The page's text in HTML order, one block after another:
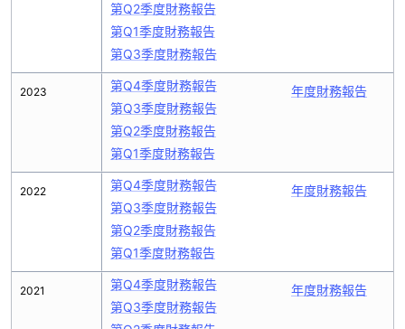
2023
2022
2021
第Q2季度財務報告
第Q1季度財務報告
第Q3季度財務報告
第Q4季度財務報告
第Q3季度財務報告
第Q2季度財務報告
第Q1季度財務報告
年度財務報告
第Q4季度財務報告
第Q3季度財務報告
第Q2季度財務報告
第Q1季度財務報告
年度財務報告
第Q4季度財務報告
第Q3季度財務報告
年度財務報告